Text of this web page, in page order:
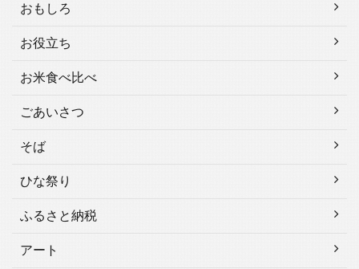
おもしろ
お役立ち
お米食べ比べ
ごあいさつ
そば
ひな祭り
ふるさと納税
アート